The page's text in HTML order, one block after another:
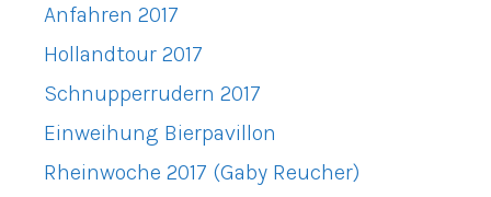
Anfahren 2017
Hollandtour 2017
Schnupperrudern 2017
Einweihung Bierpavillon
Rheinwoche 2017 (Gaby Reucher)